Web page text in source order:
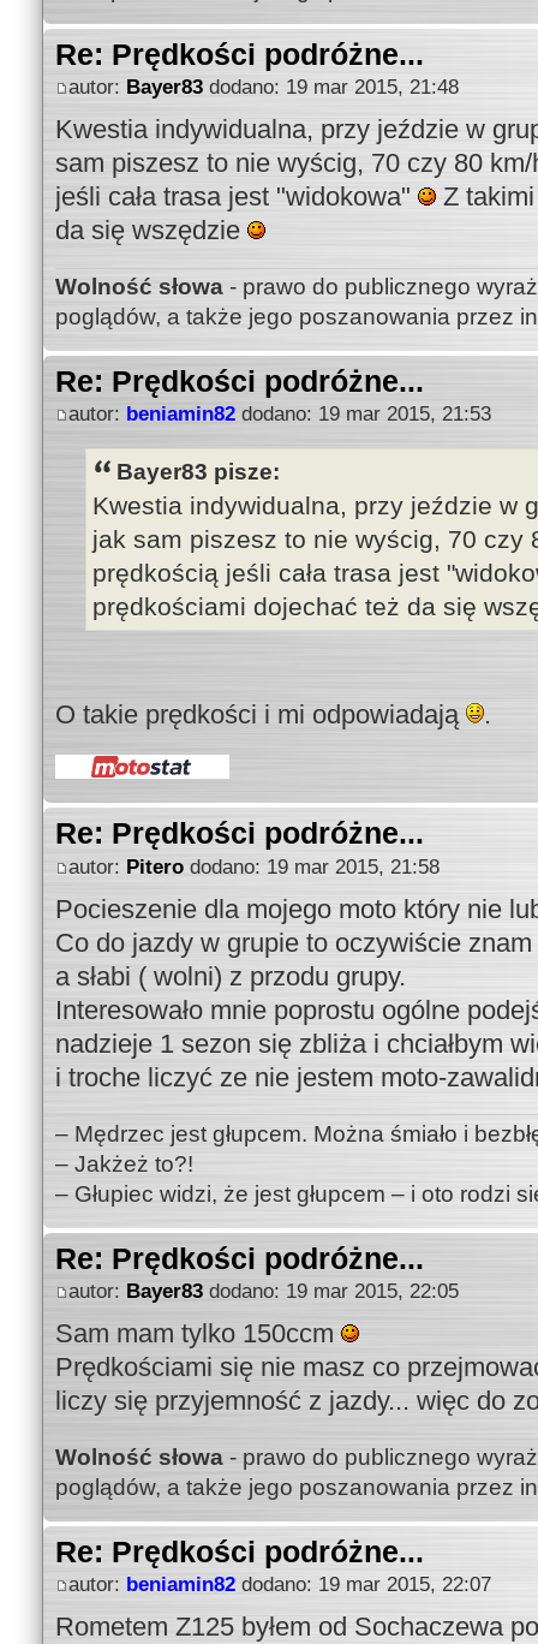
Re: Prędkości podróżne...
autor: Bayer83dodano: 19 mar 2015, 21:48
Kwestia indywidualna, przy jeździe w
sam piszesz to nie wyścig, 70 czy 80
jeśli cała trasa jest "widokowa"
Z takimi
da się wszędzie
Wolność słowa- prawo do publicznego
poglądów, a także jego poszanowania przez
Re: Prędkości podróżne...
autor: beniamin82dodano: 19 mar 2015, 21:53
Bayer83 pisze:
Kwestia indywidualna, przy jeździe w
jak sam piszesz to nie wyścig, 70 czy
prędkością jeśli cała trasa jest
prędkościami dojechać też da się
O takie prędkości i mi odpowiadają .
Re: Prędkości podróżne...
autor: Piterododano: 19 mar 2015, 21:58
Pocieszenie dla mojego moto który nie
Co do jazdy w grupie to oczywiście
a słabi ( wolni) z przodu grupy.
Interesowało mnie poprostu ogólne
nadzieje 1 sezon się zbliża i chciałbym
i troche liczyć ze nie jestem moto-
– Mędrzec jest głupcem. Można śmiało i
– Jakżeż to?!
– Głupiec widzi, że jest głupcem – i oto rodzi
Re: Prędkości podróżne...
autor: Bayer83dodano: 19 mar 2015, 22:05
Sam mam tylko 150ccm
Prędkościami się nie masz co
liczy się przyjemność z jazdy... więc do
Wolność słowa- prawo do publicznego
poglądów, a także jego poszanowania przez
Re: Prędkości podróżne...
autor: beniamin82dodano: 19 mar 2015, 22:07
Rometem Z125 byłem od Sochaczewa